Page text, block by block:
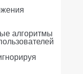
алгоритмы